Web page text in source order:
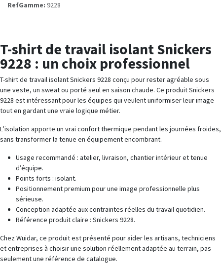
RefGamme: 9228
T-shirt de travail isolant Snickers
9228 : un choix professionnel
T-shirt de travail isolant Snickers 9228 conçu pour rester agréable sous
une veste, un sweat ou porté seul en saison chaude. Ce produit Snickers
9228 est intéressant pour les équipes qui veulent uniformiser leur image
tout en gardant une vraie logique métier.
L’isolation apporte un vrai confort thermique pendant les journées froides,
sans transformer la tenue en équipement encombrant.
Usage recommandé : atelier, livraison, chantier intérieur et tenue
d’équipe.
Points forts : isolant.
Positionnement premium pour une image professionnelle plus
sérieuse.
Conception adaptée aux contraintes réelles du travail quotidien.
Référence produit claire : Snickers 9228.
Chez Wuidar, ce produit est présenté pour aider les artisans, techniciens
et entreprises à choisir une solution réellement adaptée au terrain, pas
seulement une référence de catalogue.